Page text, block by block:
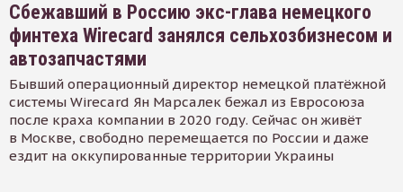
Сбежавший в Россию экс-глава немецкого
финтеха Wirecard занялся сельхозбизнесом и
автозапчастями
Бывший операционный директор немецкой платёжной
системы Wirecard Ян Марсалек бежал из Евросоюза
после краха компании в 2020 году. Сейчас он живёт
в Москве, свободно перемещается по России и даже
ездит на оккупированные территории Украины